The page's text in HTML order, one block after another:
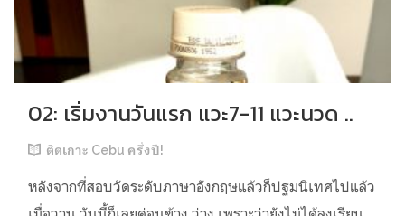
02: เริ่มงานวันแรก แวะ7-11 แวะนวด ..
ติดเกาะ Cebu ครึ่งปี!
หลังจากที่สอบวัดระดับภาษาอังกฤษแล้วก็ปฐมนิเทศไปแล้ว